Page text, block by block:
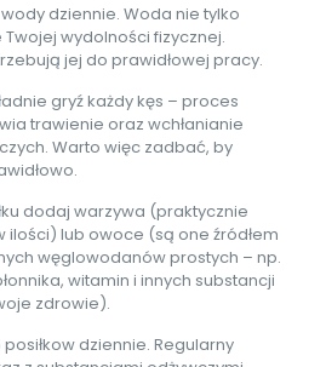
dziennie. Woda nie tylko
wydolności fizycznej.
jej do prawidłowej pracy.
gryź każdy kęs – proces
trawienie oraz wchłanianie
Warto więc zadbać, by
dodaj warzywa (praktycznie
ilości) lub owoce (są one źródłem
węglowodanów prostych – np.
witamin i innych substancji
zdrowie).
posiłkow dziennie. Regularny